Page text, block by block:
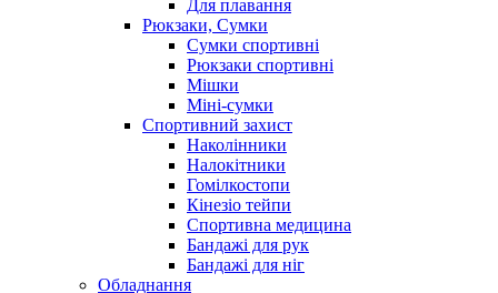
Для плавання
Рюкзаки, Сумки
Сумки спортивні
Рюкзаки спортивні
Мішки
Міні-сумки
Спортивний захист
Наколінники
Налокітники
Гомілкостопи
Кінезіо тейпи
Спортивна медицина
Бандажі для рук
Бандажі для ніг
Обладнання